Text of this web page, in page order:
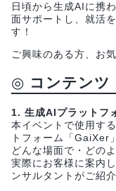
日頃から生成AIに携
面サポートし、就活
す！
ご興味のある方、お
◎ コンテンツ
1. 生成AIプラットフ
本イベントで使用す
トフォーム「GaiXer」
どんな場面で・どの
実際にお客様に案内
ンサルタントがご紹